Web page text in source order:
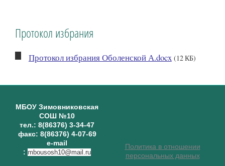
Протокол избрания
Протокол избрания Оболенской А.docx (12 КБ)
МБОУ Зимовниковская
СОШ №10
тел.: 8(86376) 3-34-47
факс: 8(86376) 4-07-69
e-mail
: mbousosh10@mail.ru
Политика в отношении
персональных данных